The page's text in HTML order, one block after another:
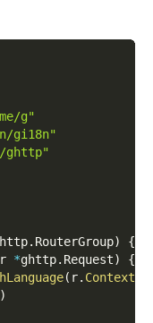
g"
gi18n"
ghttp"
. RouterGroup)
{
r *ghttp. Request)
{
( r. Context
)